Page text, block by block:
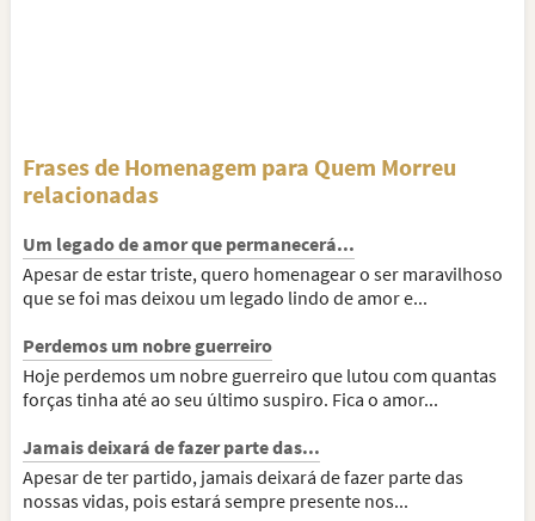
Frases de Homenagem para Quem Morreu
relacionadas
Um legado de amor que permanecerá...
Apesar de estar triste, quero homenagear o ser maravilhoso
que se foi mas deixou um legado lindo de amor e...
Perdemos um nobre guerreiro
Hoje perdemos um nobre guerreiro que lutou com quantas
forças tinha até ao seu último suspiro. Fica o amor...
Jamais deixará de fazer parte das...
Apesar de ter partido, jamais deixará de fazer parte das
nossas vidas, pois estará sempre presente nos...